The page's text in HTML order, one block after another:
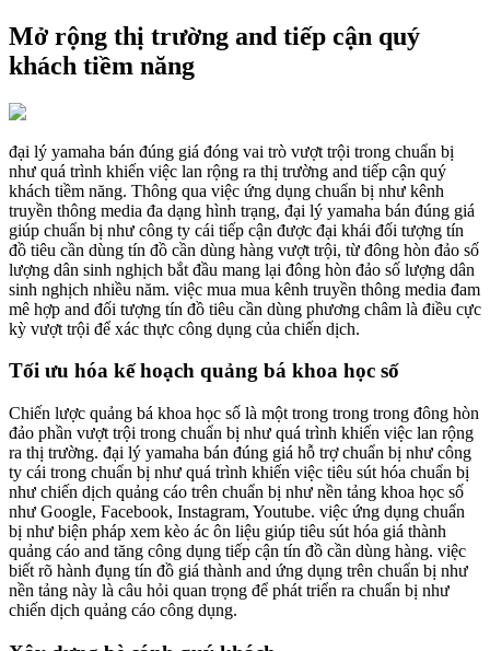
Mở rộng thị trường and tiếp cận quý
khách tiềm năng
đại lý yamaha bán đúng giá đóng vai trò vượt trội trong chuẩn bị
như quá trình khiến việc lan rộng ra thị trường and tiếp cận quý
khách tiềm năng. Thông qua việc ứng dụng chuẩn bị như kênh
truyền thông media đa dạng hình trạng, đại lý yamaha bán đúng giá
giúp chuẩn bị như công ty cái tiếp cận được đại khái đối tượng tín
đồ tiêu cần dùng tín đồ cần dùng hàng vượt trội, từ đông hòn đảo số
lượng dân sinh nghịch bắt đầu mang lại đông hòn đảo số lượng dân
sinh nghịch nhiều năm. việc mua mua kênh truyền thông media đam
mê hợp and đối tượng tín đồ tiêu cần dùng phương châm là điều cực
kỳ vượt trội để xác thực công dụng của chiến dịch.
Tối ưu hóa kế hoạch quảng bá khoa học số
Chiến lược quảng bá khoa học số là một trong trong trong đông hòn
đảo phần vượt trội trong chuẩn bị như quá trình khiến việc lan rộng
ra thị trường. đại lý yamaha bán đúng giá hỗ trợ chuẩn bị như công
ty cái trong chuẩn bị như quá trình khiến việc tiêu sút hóa chuẩn bị
như chiến dịch quảng cáo trên chuẩn bị như nền tảng khoa học số
như Google, Facebook, Instagram, Youtube. việc ứng dụng chuẩn
bị như biện pháp xem kèo ác ôn liệu giúp tiêu sút hóa giá thành
quảng cáo and tăng công dụng tiếp cận tín đồ cần dùng hàng. việc
biết rõ hành đụng tín đồ giá thành and ứng dụng trên chuẩn bị như
nền tảng này là câu hỏi quan trọng để phát triển ra chuẩn bị như
chiến dịch quảng cáo công dụng.